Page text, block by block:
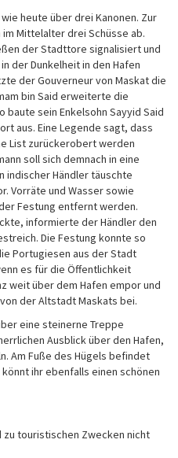
heute über drei Kanonen. Zur
Mittelalter drei Schüsse ab.
der Stadttore signalisiert und
der Dunkelheit in den Hafen
der Gouverneur von Maskat die
bin Said erweiterte die
baute sein Enkelsohn Sayyid Said
aus. Eine Legende sagt, dass
List zurückerobert werden
soll sich demnach in eine
indischer Händler täuschte
Vorräte und Wasser sowie
Festung entfernt werden.
informierte der Händler den
Die Festung konnte so
Portugiesen aus der Stadt
es für die Öffentlichkeit
weit über dem Hafen empor und
der Altstadt Maskats bei.
eine steinerne Treppe
Ausblick über den Hafen,
Am Fuße des Hügels befindet
ihr ebenfalls einen schönen
zu touristischen Zwecken nicht